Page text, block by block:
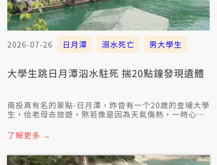
2026-07-26 日月潭 溺水死亡 男大學生
大學生跳日月潭泅水駐死 揣20點鐘發現遺體
南投真有名的景點-日月潭，昨昏有一个20歲的查埔大學
生，佮老母去旅遊，煞若像是因為天氣傷熱，一時心適
到煞駐水失蹤。經過20點鐘的搜救行動，今仔日下晡已
經揣著這个大學生，毋過已經明顯死亡。
了解更多 →